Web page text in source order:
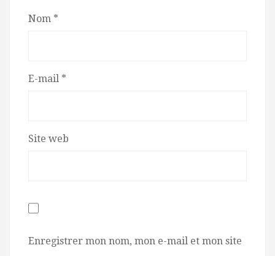
Nom *
E-mail *
Site web
Enregistrer mon nom, mon e-mail et mon site